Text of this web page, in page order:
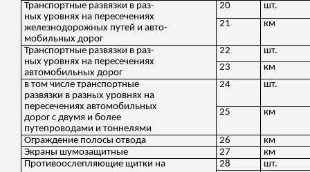
Транспортные развязки в раз-
ных уровнях на пересечениях
железнодорожных путей и авто-
мобильных дорог
20
шт.
21
км
Транспортные развязки в раз-
ных уровнях на пересечениях
автомобильных дорог
22
шт.
23
км
в том числе транспортные
развязки в разных уровнях на
пересечениях автомобильных
дорог с двумя и более
путепроводами и тоннелями
24 шт.
25 км
Ограждение полосы отвода 26
км
Экраны шумозащитные 27
км
Противоослепляющие щитки на
28
шт.